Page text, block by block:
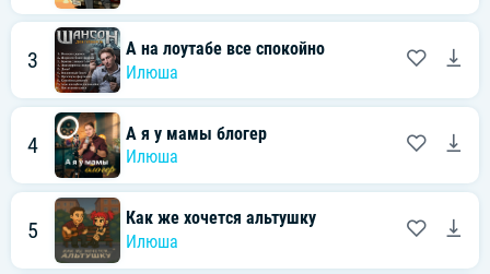
3
А на лоутабе все спокойно
Илюша
4
А я у мамы блогер
Илюша
5
Как же хочется альтушку
Илюша